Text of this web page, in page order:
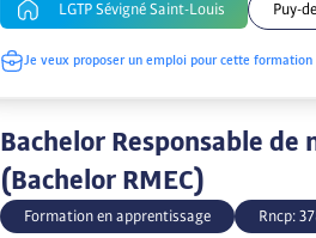
LGTP Sévigné Saint-Louis Puy-
Je veux proposer un emploi pour cette formation
Bachelor Responsable
(Bachelor RMEC)
Formation en apprentissage Rncp: